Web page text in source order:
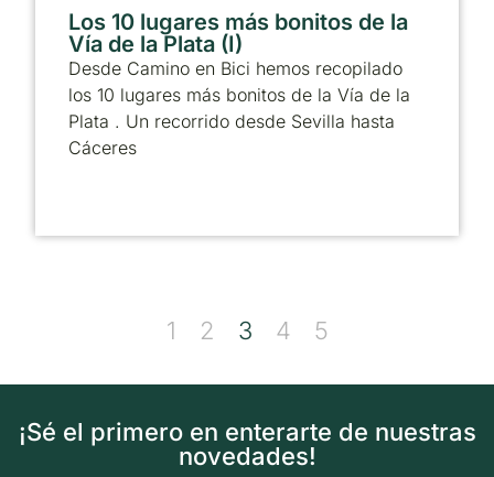
Los 10 lugares más bonitos de la
Vía de la Plata (I)
Desde Camino en Bici hemos recopilado
los 10 lugares más bonitos de la Vía de la
Plata . Un recorrido desde Sevilla hasta
Cáceres
1 2 3 4 5
¡Sé el primero en enterarte de nuestras
novedades!